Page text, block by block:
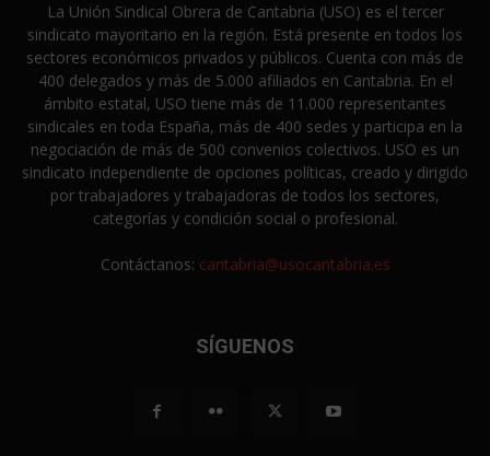
La Unión Sindical Obrera de Cantabria (USO) es el tercer
sindicato mayoritario en la región. Está presente en todos los
sectores económicos privados y públicos. Cuenta con más de
400 delegados y más de 5.000 afiliados en Cantabria. En el
ámbito estatal, USO tiene más de 11.000 representantes
sindicales en toda España, más de 400 sedes y participa en la
negociación de más de 500 convenios colectivos. USO es un
sindicato independiente de opciones políticas, creado y dirigido
por trabajadores y trabajadoras de todos los sectores,
categorías y condición social o profesional.
Contáctanos: cantabria@usocantabria.es
SÍGUENOS